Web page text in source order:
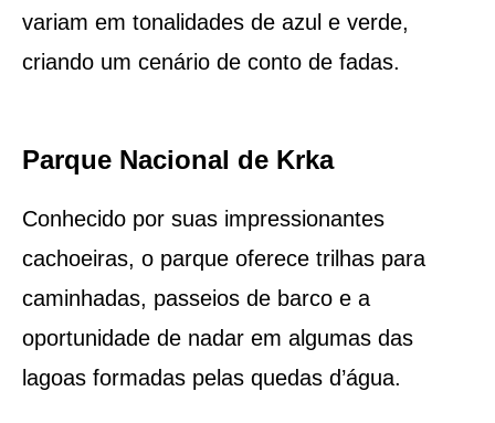
variam em tonalidades de azul e verde,
criando um cenário de conto de fadas.
Parque Nacional de Krka
Conhecido por suas impressionantes
cachoeiras, o parque oferece trilhas para
caminhadas, passeios de barco e a
oportunidade de nadar em algumas das
lagoas formadas pelas quedas d’água.